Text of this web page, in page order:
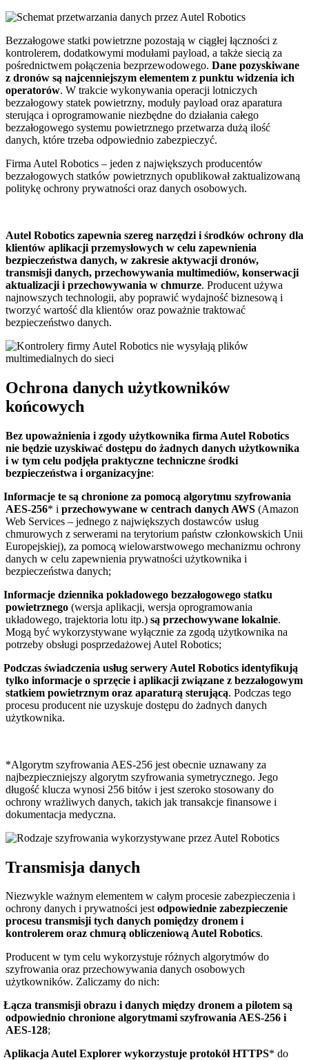
Bezzałogowe statki powietrzne pozostają w ciągłej łączności z
kontrolerem, dodatkowymi modułami payload, a także siecią za
pośrednictwem połączenia bezprzewodowego. Dane pozyskiwane
z dronów są najcenniejszym elementem z punktu widzenia ich
operatorów. W trakcie wykonywania operacji lotniczych
bezzałogowy statek powietrzny, moduły payload oraz aparatura
sterująca i oprogramowanie niezbędne do działania całego
bezzałogowego systemu powietrznego przetwarza dużą ilość
danych, które trzeba odpowiednio zabezpieczyć.
Firma Autel Robotics – jeden z największych producentów
bezzałogowych statków powietrznych opublikował zaktualizowaną
politykę ochrony prywatności oraz danych osobowych.
Autel Robotics zapewnia szereg narzędzi i środków ochrony dla
klientów aplikacji przemysłowych w celu zapewnienia
bezpieczeństwa danych, w zakresie aktywacji dronów,
transmisji danych, przechowywania multimediów, konserwacji
aktualizacji i przechowywania w chmurze. Producent używa
najnowszych technologii, aby poprawić wydajność biznesową i
tworzyć wartość dla klientów oraz poważnie traktować
bezpieczeństwo danych.
Ochrona danych użytkowników
końcowych
Bez upoważnienia i zgody użytkownika firma Autel Robotics
nie będzie uzyskiwać dostępu do żadnych danych użytkownika
i w tym celu podjęła praktyczne techniczne środki
bezpieczeństwa i organizacyjne:
Informacje te są chronione za pomocą algorytmu szyfrowania
AES-256* i przechowywane w centrach danych AWS (Amazon
Web Services – jednego z największych dostawców usług
chmurowych z serwerami na terytorium państw członkowskich Unii
Europejskiej), za pomocą wielowarstwowego mechanizmu ochrony
danych w celu zapewnienia prywatności użytkownika i
bezpieczeństwa danych;
Informacje dziennika pokładowego bezzałogowego statku
powietrznego (wersja aplikacji, wersja oprogramowania
układowego, trajektoria lotu itp.) są przechowywane lokalnie.
Mogą być wykorzystywane wyłącznie za zgodą użytkownika na
potrzeby obsługi posprzedażowej Autel Robotics;
Podczas świadczenia usług serwery Autel Robotics identyfikują
tylko informacje o sprzęcie i aplikacji związane z bezzałogowym
statkiem powietrznym oraz aparaturą sterującą. Podczas tego
procesu producent nie uzyskuje dostępu do żadnych danych
użytkownika.
*Algorytm szyfrowania AES-256 jest obecnie uznawany za
najbezpieczniejszy algorytm szyfrowania symetrycznego. Jego
długość klucza wynosi 256 bitów i jest szeroko stosowany do
ochrony wrażliwych danych, takich jak transakcje finansowe i
dokumentacja medyczna.
Transmisja danych
Niezwykle ważnym elementem w całym procesie zabezpieczenia i
ochrony danych i prywatności jestodpowiednie zabezpieczenie
procesu transmisji tych danych pomiędzy dronem i
kontrolerem oraz chmurą obliczeniową Autel Robotics.
Producent w tym celu wykorzystuje różnych algorytmów do
szyfrowania oraz przechowywania danych osobowych
użytkowników. Zaliczamy do nich:
Łącza transmisji obrazu i danych między dronem a pilotem są
odpowiednio chronione algorytmami szyfrowania AES-256 i
AES-128;
Aplikacja Autel Explorer wykorzystuje protokół HTTPS* do